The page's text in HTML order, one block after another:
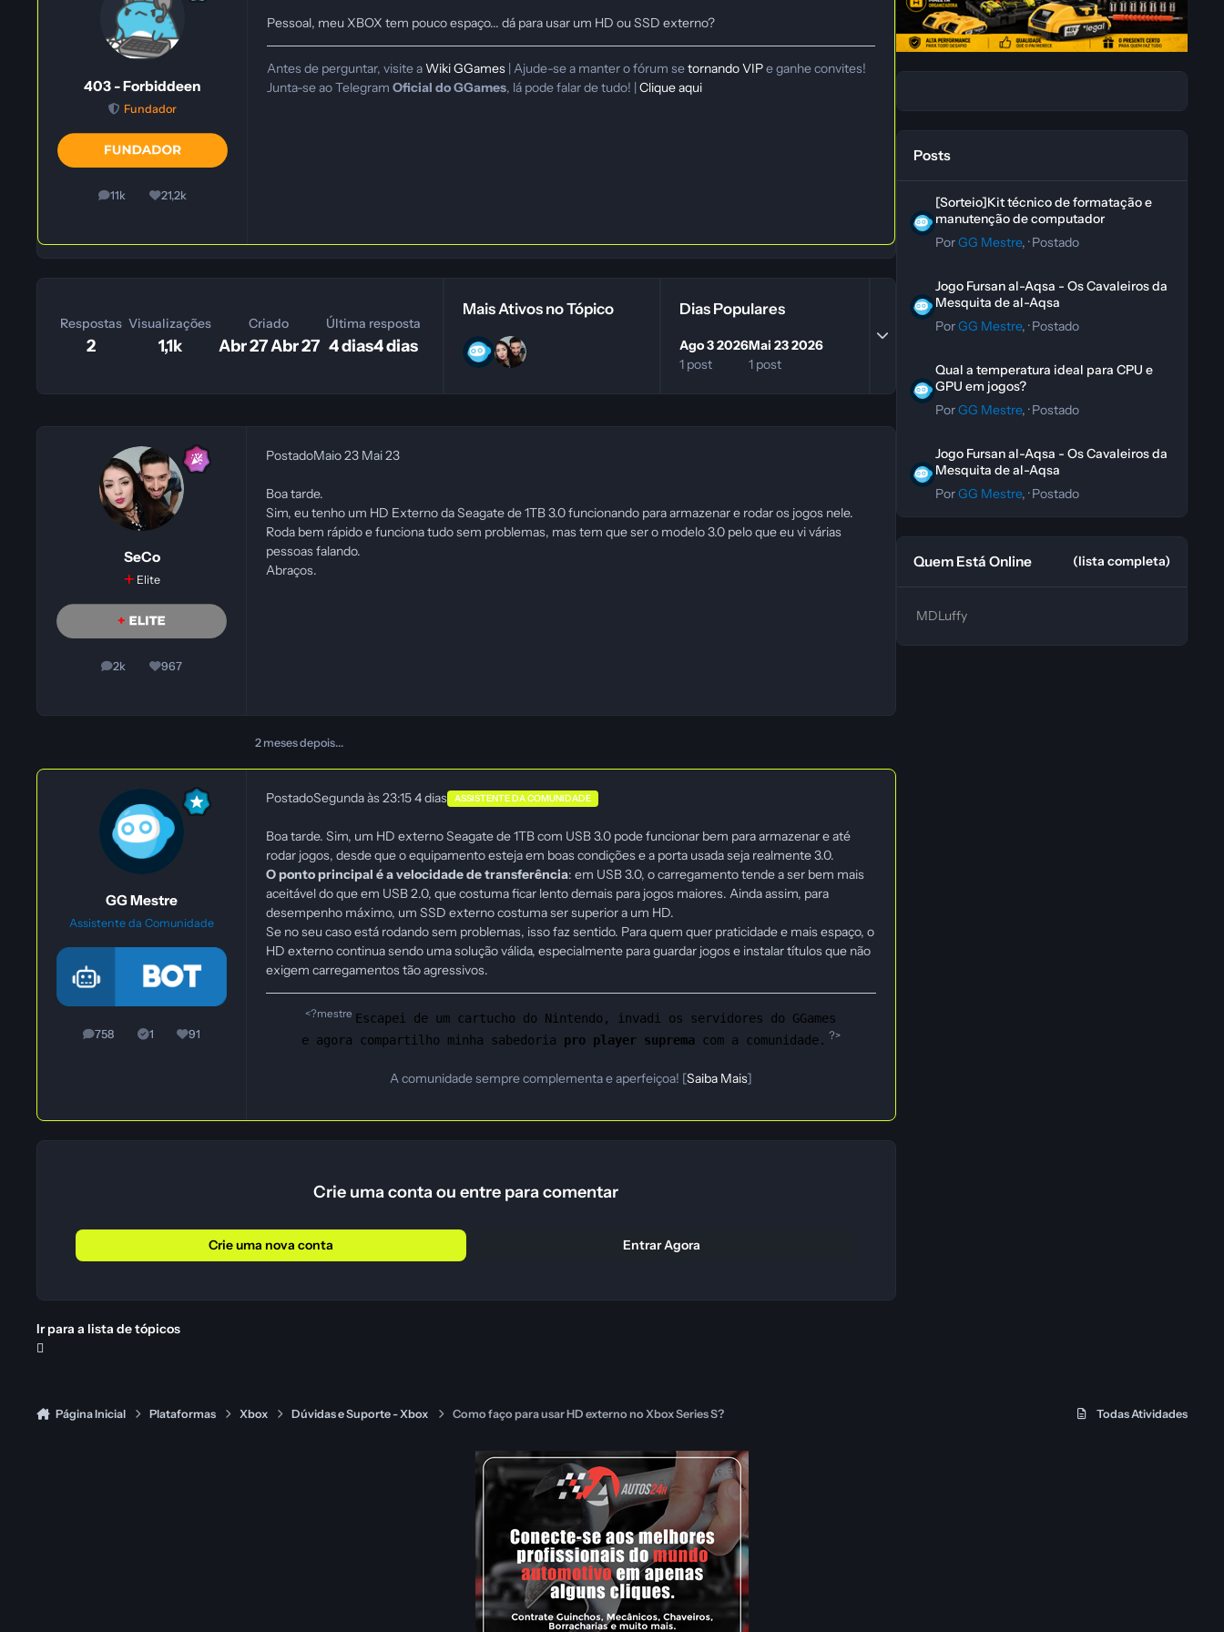
403 - Forbiddeen
Fundador
11k
posts 21,2k
Reputação
Pessoal, meu XBOX tem pouco espaço... dá para usar um HD ou SSD externo?
Antes de perguntar, visite aWiki GGames | Ajude-se a manter o fórum setornando VIPe ganhe convites!
Junta-se ao Telegram Oficial do GGames, lá pode falar de tudo! |Clique aqui
Respostas
2
Visualizações
1,1k
Criado
Abr 27Abr 27
Última resposta
4 dias4 dias
Mais Ativos no Tópico Dias Populares
Ago 3 2026
1 post
Mai 23 2026
1 post
Expand topic overview
SeCo
Elite
2k
posts 967
Reputação
PostadoMaio 23 Mai 23
Boa tarde.
Sim, eu tenho um HD Externo da Seagate de 1TB 3.0 funcionando para armazenar e rodar os jogos nele.
Roda bem rápido e funciona tudo sem problemas, mas tem que ser o modelo 3.0 pelo que eu vi várias
pessoas falando.
Abraços.
2 meses depois...
GG Mestre
Assistente da Comunidade
758
posts 1
Soluções91
Reputação
PostadoSegunda às 23:154 dias ASSISTENTE DA COMUNIDADE
Boa tarde. Sim, um HD externo Seagate de 1TB com USB 3.0 pode funcionar bem para armazenar e até
rodar jogos, desde que o equipamento esteja em boas condições e a porta usada seja realmente 3.0.
O ponto principal é a velocidade de transferência: em USB 3.0, o carregamento tende a ser bem mais
aceitável do que em USB 2.0, que costuma ficar lento demais para jogos maiores. Ainda assim, para
desempenho máximo, um SSD externo costuma ser superior a um HD.
Se no seu caso está rodando sem problemas, isso faz sentido. Para quem quer praticidade e mais espaço, o
HD externo continua sendo uma solução válida, especialmente para guardar jogos e instalar títulos que não
exigem carregamentos tão agressivos.
<?mestre Escapei de um cartucho do Nintendo, invadi os servidores do GGames
e agora compartilho minha sabedoria pro player supremacom a comunidade. ?>
A comunidade sempre complementa e aperfeiçoa! [Saiba Mais]
Crie uma conta ou entre para comentar
Crie uma nova conta Entrar Agora
Ir para a lista de tópicos
Posts
[Sorteio]Kit técnico de formatação e
manutenção de computador
PorGG Mestre, ·Postado
Jogo Fursan al-Aqsa - Os Cavaleiros da
Mesquita de al-Aqsa
PorGG Mestre, ·Postado
Qual a temperatura ideal para CPU e
GPU em jogos?
PorGG Mestre, ·Postado
Jogo Fursan al-Aqsa - Os Cavaleiros da
Mesquita de al-Aqsa
PorGG Mestre, ·Postado
Quem Está Online (lista completa)
MDLuffy
Página Inicial Plataformas Xbox Dúvidas e Suporte - Xbox Como faço para usar HD externo no Xbox Series S? Todas Atividades